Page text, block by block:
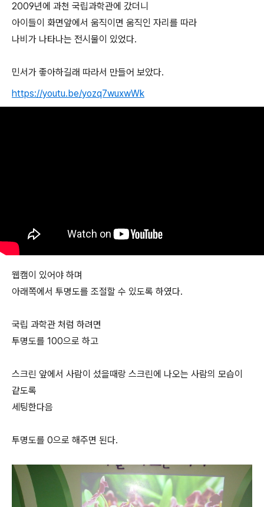
2009년에 과천 국립과학관에 갔더니
아이들이 화면앞에서 움직이면 움직인 자리를 따라
나비가 나타나는 전시물이 있었다.
민서가 좋아하길래 따라서 만들어 보았다.
https://youtu.be/yozq7wuxwWk
웹캠이 있어야 하며
아래쪽에서 투명도를 조절할 수 있도록 하였다.
국립 과학관 처럼 하려면
투명도를 100으로 하고
스크린 앞에서 사람이 섰을때랑 스크린에 나오는 사람의 모습이
같도록
세팅한다음
투명도를 0으로 해주면 된다.